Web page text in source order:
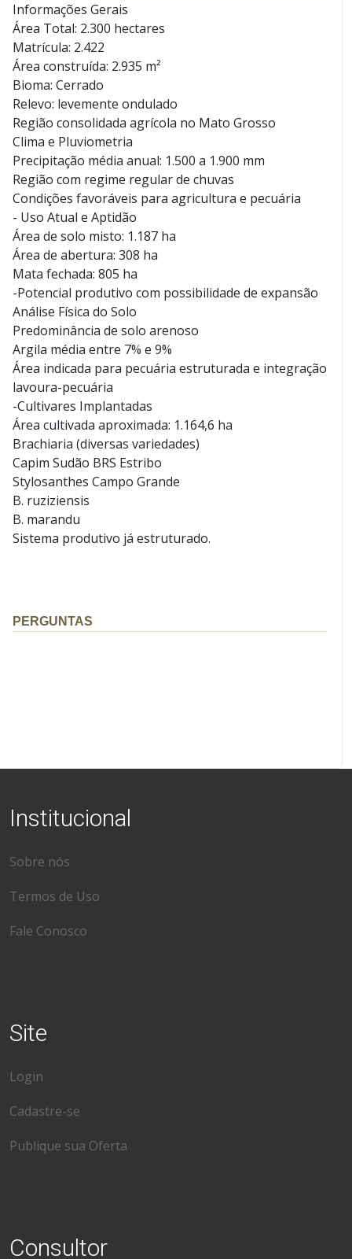
Informações Gerais
Área Total: 2.300 hectares
Matrícula: 2.422
Área construída: 2.935 m²
Bioma: Cerrado
Relevo: levemente ondulado
Região consolidada agrícola no Mato Grosso
Clima e Pluviometria
Precipitação média anual: 1.500 a 1.900 mm
Região com regime regular de chuvas
Condições favoráveis para agricultura e pecuária
- Uso Atual e Aptidão
Área de solo misto: 1.187 ha
Área de abertura: 308 ha
Mata fechada: 805 ha
-Potencial produtivo com possibilidade de expansão
Análise Física do Solo
Predominância de solo arenoso
Argila média entre 7% e 9%
Área indicada para pecuária estruturada e integração
lavoura-pecuária
-Cultivares Implantadas
Área cultivada aproximada: 1.164,6 ha
Brachiaria (diversas variedades)
Capim Sudão BRS Estribo
Stylosanthes Campo Grande
B. ruziziensis
B. marandu
Sistema produtivo já estruturado.
PERGUNTAS
Institucional
Sobre nós
Termos de Uso
Fale Conosco
Site
Login
Cadastre-se
Publique sua Oferta
Consultor